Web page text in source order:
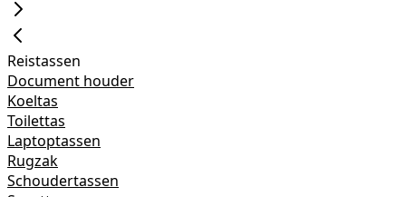
Reistassen
Document houder
Koeltas
Toilettas
Laptoptassen
Rugzak
Schoudertassen